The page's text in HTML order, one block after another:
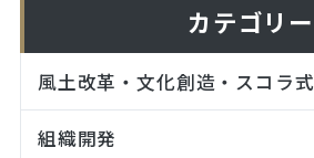
カテゴリー
風土改革・文化創造・スコラ式
組織開発